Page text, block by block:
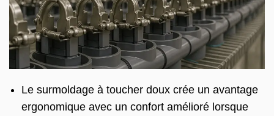
Le surmoldage à toucher doux crée un avantage
ergonomique avec un confort amélioré lorsque